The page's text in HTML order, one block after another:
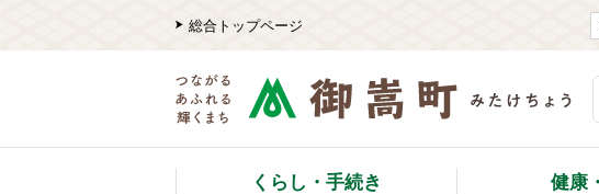
総合トップページ
くらし・手続き 健康